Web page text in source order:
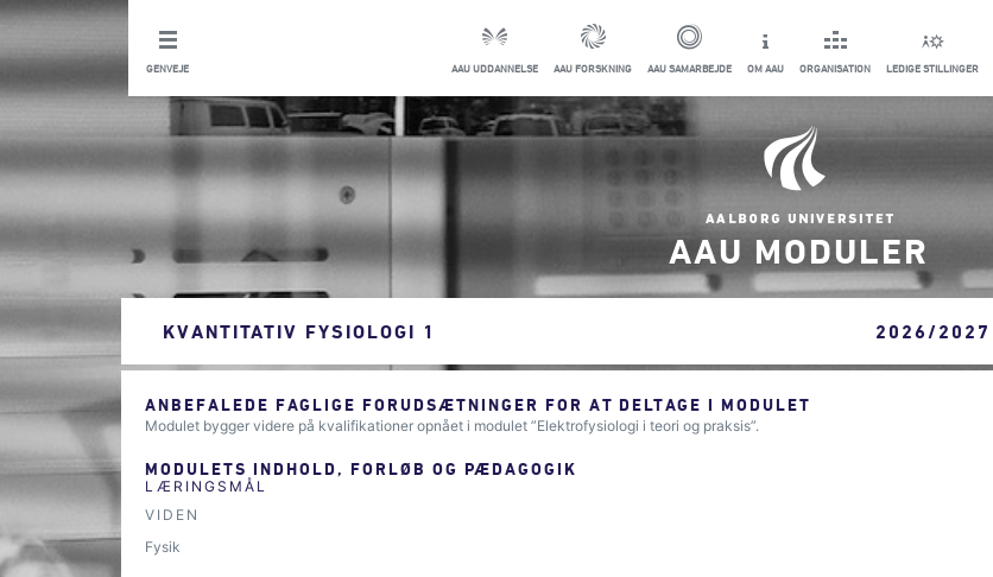
GENVEJE AAU UDDANNELSE AAU FORSKNING AAU SAMARBEJDE OM AAU ORGANISATION LEDIGE STILLINGER
AAU MODULER
KVANTITATIV FYSIOLOGI 1 2026/2027
ANBEFALEDE FAGLIGE FORUDSÆTNINGER FOR AT DELTAGE I MODULET
Modulet bygger videre på kvalifikationer opnået i modulet ”Elektrofysiologi i teori og praksis”.
MODULETS INDHOLD, FORLØB OG PÆDAGOGIK
LÆRINGSMÅL
VIDEN
Fysik